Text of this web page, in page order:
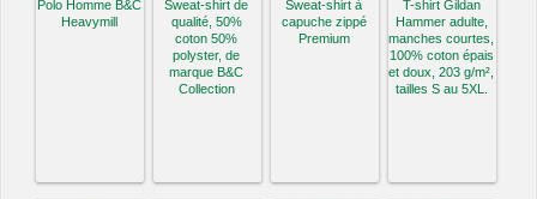
Polo Homme B&C
Heavymill
Sweat-shirt de
qualité, 50%
coton 50%
polyster, de
marque B&C
Collection
Sweat-shirt à
capuche zippé
Premium
T-shirt Gildan
Hammer adulte,
manches courtes,
100% coton épais
et doux, 203 g/m²,
tailles S au 5XL.